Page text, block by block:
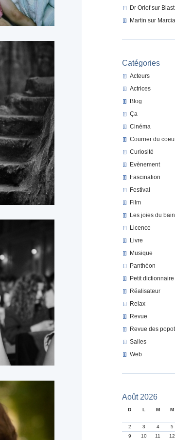
Dr Orlofsur
Martin sur
Catégories
Acteurs
Actrices
Blog
Ça
Cinéma
Courrier du
Curiosité
Evènement
Fascination
Festival
Film
Les joies du bain
Licence
Livre
Musique
Panthéon
Petit
Réalisateur
Relax
Revue
Revue des
Salles
Web
Août 2026
D L M M
2
3 4 5
9
10 11 12